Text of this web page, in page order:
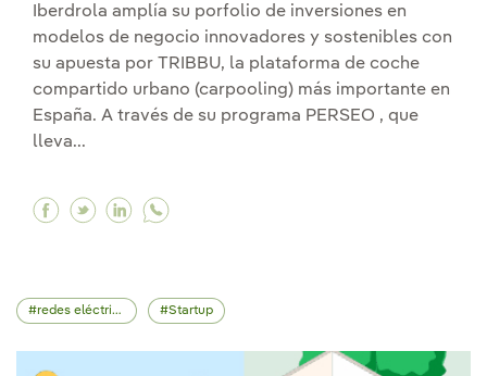
Iberdrola amplía su porfolio de inversiones en
modelos de negocio innovadores y sostenibles con
su apuesta por TRIBBU, la plataforma de coche
compartido urbano (carpooling) más importante en
España. A través de su programa PERSEO , que
lleva...
Facebook Iberdrola invierte en TRIBBU para
Twitter Iberdrola invierte en TRIBBU
Linkedin Iberdrola invierte en
redes eléctricas Startup